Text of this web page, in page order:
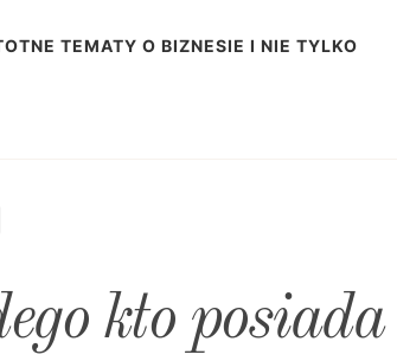
TEMATY O BIZNESIE I NIE TYLKO
kto posiada